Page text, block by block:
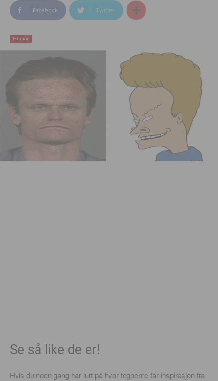
Facebook Twitter
Humor
Se så like de er!
Hvis du noen gang har lurt på hvor tegnerne får inspirasjon fra